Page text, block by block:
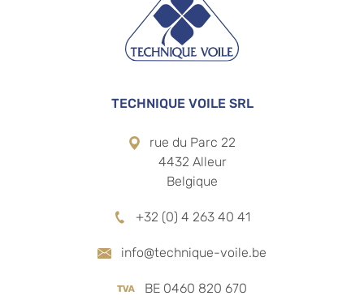
TECHNIQUE VOILE SRL
rue du Parc 22
4432 Alleur
Belgique
+32 (0) 4 263 40 41
info@technique-voile.be
BE 0460 820 670